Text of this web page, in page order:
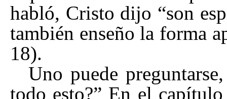
habló, Cristo dijo “son
también enseño la forma
18).
Uno puede
todo esto?” En el